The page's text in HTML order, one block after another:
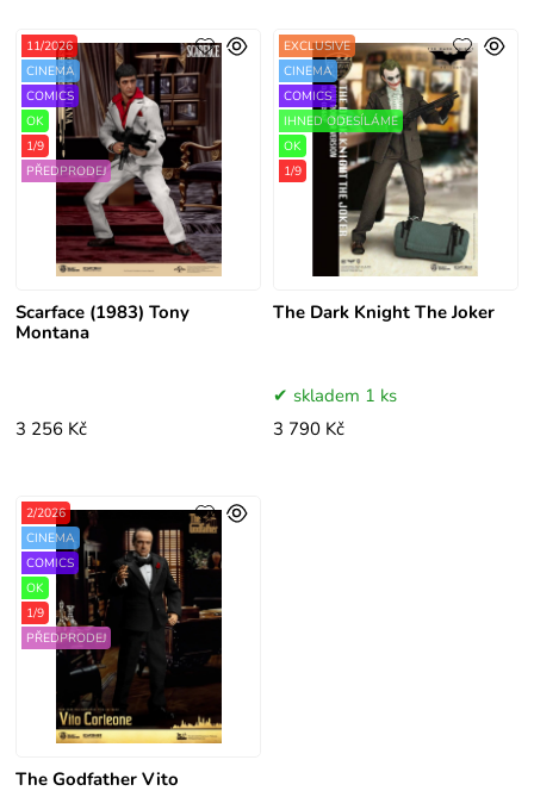
Scarface (1983) Tony
Montana
11/2026
CINEMA
COMICS
OK
1/9
PŘEDPRODEJ
3 256 Kč
The Dark Knight The Joker
EXCLUSIVE
CINEMA
COMICS
IHNED ODESÍLÁME
OK
1/9
skladem 1 ks
3 790 Kč
The Godfather Vito
2/2026
CINEMA
COMICS
OK
1/9
PŘEDPRODEJ